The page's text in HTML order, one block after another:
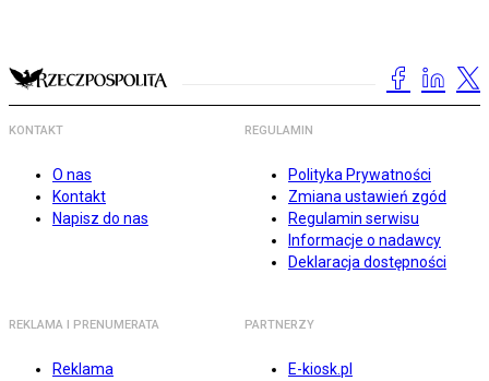
KONTAKT
O nas
Kontakt
Napisz do nas
REGULAMIN
Polityka Prywatności
Zmiana ustawień zgód
Regulamin serwisu
Informacje o nadawcy
Deklaracja dostępności
REKLAMA I PRENUMERATA
Reklama
PARTNERZY
E-kiosk.pl